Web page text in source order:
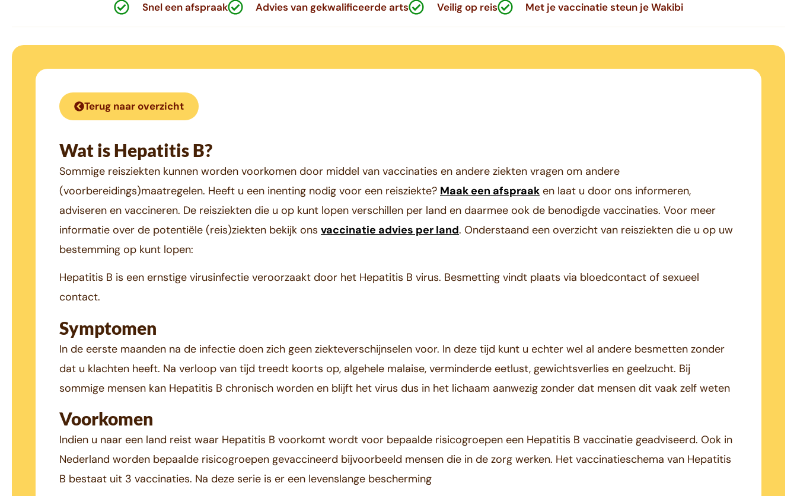
Snel een afspraak Advies van gekwalificeerde arts Veilig op reis Met je vaccinatie steun je Wakibi
Terug naar overzicht
Wat is Hepatitis B?
Sommige reisziekten kunnen worden voorkomen door middel van vaccinaties en andere ziekten vragen om andere
(voorbereidings)maatregelen. Heeft u een inenting nodig voor een reisziekte? Maak een afspraak en laat u door ons informeren,
adviseren en vaccineren. De reisziekten die u op kunt lopen verschillen per land en daarmee ook de benodigde vaccinaties. Voor meer
informatie over de potentiële (reis)ziekten bekijk ons vaccinatie advies per land. Onderstaand een overzicht van reisziekten die u op uw
bestemming op kunt lopen:
Hepatitis B is een ernstige virusinfectie veroorzaakt door het Hepatitis B virus. Besmetting vindt plaats via bloedcontact of sexueel
contact.
Symptomen
In de eerste maanden na de infectie doen zich geen ziekteverschijnselen voor. In deze tijd kunt u echter wel al andere besmetten zonder
dat u klachten heeft. Na verloop van tijd treedt koorts op, algehele malaise, verminderde eetlust, gewichtsverlies en geelzucht. Bij
sommige mensen kan Hepatitis B chronisch worden en blijft het virus dus in het lichaam aanwezig zonder dat mensen dit vaak zelf weten
Voorkomen
Indien u naar een land reist waar Hepatitis B voorkomt wordt voor bepaalde risicogroepen een Hepatitis B vaccinatie geadviseerd. Ook in
Nederland worden bepaalde risicogroepen gevaccineerd bijvoorbeeld mensen die in de zorg werken. Het vaccinatieschema van Hepatitis
B bestaat uit 3 vaccinaties. Na deze serie is er een levenslange bescherming